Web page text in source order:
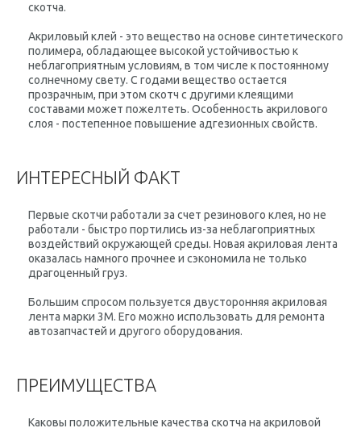
скотча.
Акриловый клей - это вещество на основе синтетического
полимера, обладающее высокой устойчивостью к
неблагоприятным условиям, в том числе к постоянному
солнечному свету. С годами вещество остается
прозрачным, при этом скотч с другими клеящими
составами может пожелтеть. Особенность акрилового
слоя - постепенное повышение адгезионных свойств.
ИНТЕРЕСНЫЙ ФАКТ
Первые скотчи работали за счет резинового клея, но не
работали - быстро портились из-за неблагоприятных
воздействий окружающей среды. Новая акриловая лента
оказалась намного прочнее и сэкономила не только
драгоценный груз.
Большим спросом пользуется двусторонняя акриловая
лента марки 3М. Его можно использовать для ремонта
автозапчастей и другого оборудования.
ПРЕИМУЩЕСТВА
Каковы положительные качества скотча на акриловой